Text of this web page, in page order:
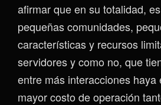
afirmar que en su totalidad,
pequeñas comunidades,
características y recursos
servidores y como no, que
entre más interacciones haya
mayor costo de operación